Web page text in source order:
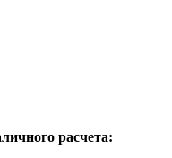
расчета: